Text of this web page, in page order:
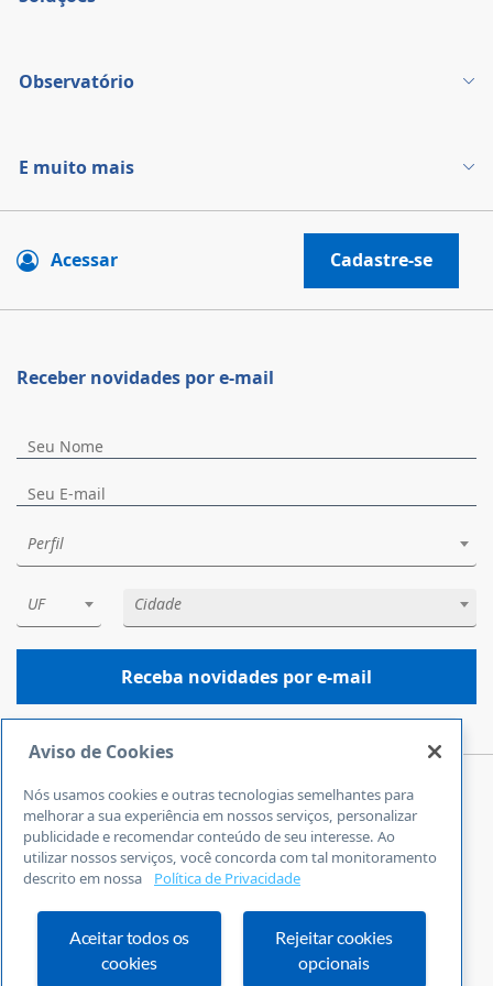
Observatório
E muito mais
Acessar Cadastre-se
Central de Atendimento
0800 570 0800
24 horas por dia
Fale Conosco
Ouvidoria
Definições de cookies
Receber novidades por e-mail
Perfil
UF Cidade
Receba novidades por e-mail
Aviso de Cookies
Nós usamos cookies e outras tecnologias semelhantes para
melhorar a sua experiência em nossos serviços, personalizar
publicidade e recomendar conteúdo de seu interesse. Ao
utilizar nossos serviços, você concorda com tal monitoramento
descrito em nossa
Política de Privacidade
Aceitar todos os
cookies
Rejeitar cookies
opcionais